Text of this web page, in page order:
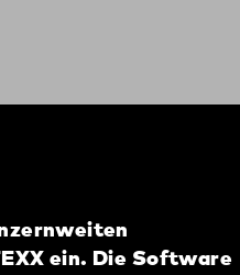
ein. Die Software